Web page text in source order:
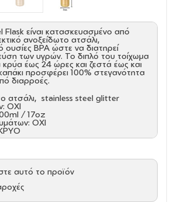
είναι κατασκευασμένο από
ανοξείδωτο ατσάλι,
BPA ώστε να διατηρεί
των υγρών. Το διπλό του τοίχωμα
κρύα έως 24 ώρες και ζεστά έως και
προσφέρει 100% στεγανότητα
διαρροές.
ατσάλι, stainless steel glitter
ΟΧΙ
/ 17oz
ΟΧΙ
αυτό το προϊόν